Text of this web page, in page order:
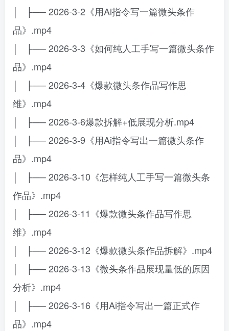
│ ├── 2026-3-2《用Ai指令写一篇微头条作
品》.mp4
│ ├── 2026-3-3《如何纯人工手写一篇微头条作
品》.mp4
│ ├── 2026-3-4《爆款微头条作品写作思
维》.mp4
│ ├── 2026-3-6爆款拆解+低展现分析.mp4
│ ├── 2026-3-9《用Ai指令写出一篇微头条作
品》.mp4
│ ├── 2026-3-10《怎样纯人工手写一篇微头条
作品》.mp4
│ ├── 2026-3-11《爆款微头条作品写作思
维》.mp4
│ ├── 2026-3-12《爆款微头条作品拆解》.mp4
│ ├── 2026-3-13《微头条作品展现量低的原因
分析》.mp4
│ ├── 2026-3-16《用Ai指令写出一篇正式作
品》.mp4